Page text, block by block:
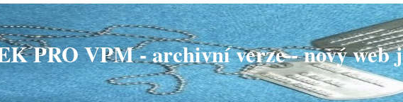
PRO VPM - archivní verze - nový web